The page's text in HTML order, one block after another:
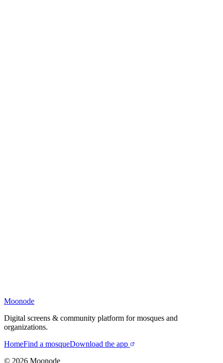
Moonode
Digital screens & community platform for mosques and
organizations.
HomeFind a mosqueDownload the app
© 2026 Moonode